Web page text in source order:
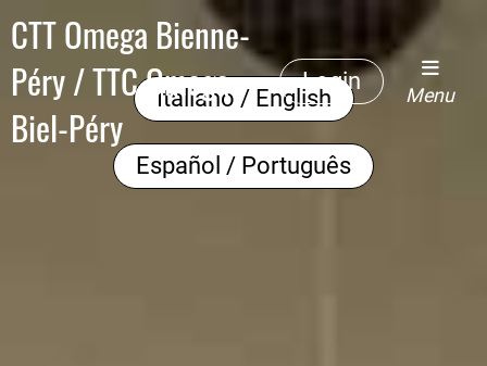
CTT Omega Bienne-
Péry / TTC Omega
Biel-Péry
Login
Menu
Italiano / English
Español / Português